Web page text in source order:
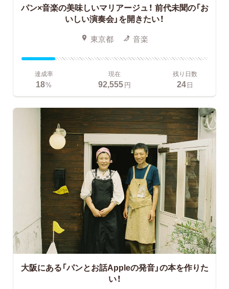
パン×音楽の美味しいマリアージュ！ 前代未聞の「お
いしい演奏会」を開きたい！
東京都 音楽
達成率
18%
現在
92,555円
残り日数
24日
大阪にある「パンとお話Appleの発音」の本を作りた
い！